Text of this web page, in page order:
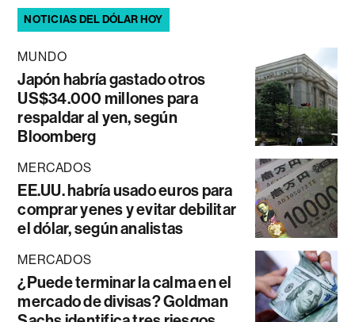
NOTICIAS DEL DÓLAR HOY
MUNDO
Japón habría gastado otros
US$34.000 millones para
respaldar al yen, según
Bloomberg
MERCADOS
EE.UU. habría usado euros para
comprar yenes y evitar debilitar
el dólar, según analistas
MERCADOS
¿Puede terminar la calma en el
mercado de divisas? Goldman